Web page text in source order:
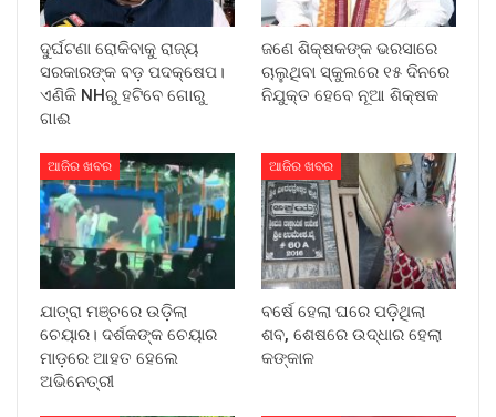
ଦୁର୍ଘଟଣା ରୋକିବାକୁ ରାଜ୍ୟ
ସରକାରଙ୍କ ବଡ଼ ପଦକ୍ଷେପ।
ଏଣିକି NHରୁ ହଟିବେ ଗୋରୁ
ଗାଈ
ଜଣେ ଶିକ୍ଷକଙ୍କ ଭରସାରେ
ଚାଲୁଥିବା ସ୍କୁଲରେ ୧୫ ଦିନରେ
ନିଯୁକ୍ତ ହେବେ ନୂଆ ଶିକ୍ଷକ
ଆଜିର ଖବର
ଯାତ୍ରା ମଞ୍ଚରେ ଉଡ଼ିଲା
ଚେୟାର। ଦର୍ଶକଙ୍କ ଚେୟାର
ମାଡ଼ରେ ଆହତ ହେଲେ
ଅଭିନେତ୍ରୀ
ଆଜିର ଖବର
ବର୍ଷେ ହେଲା ଘରେ ପଡ଼ିଥିଲା
ଶବ, ଶେଷରେ ଉଦ୍ଧାର ହେଲା
କଙ୍କାଳ